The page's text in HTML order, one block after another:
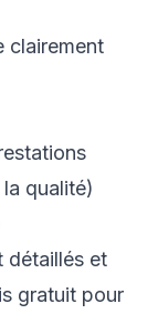
clairement
qualité)
détaillés et
gratuit pour